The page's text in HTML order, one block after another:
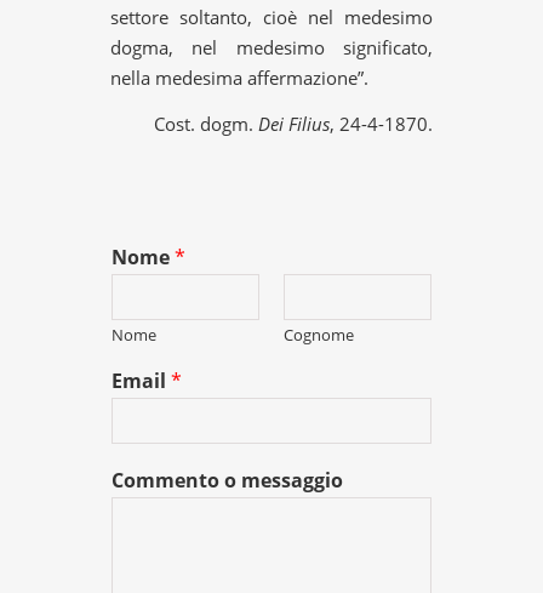
settore soltanto, cioè nel medesimo
dogma, nel medesimo significato,
nella medesima affermazione”.
Cost. dogm. Dei Filius, 24-4-1870.
Nome*
Nome Cognome
Email*
Commento o messaggio